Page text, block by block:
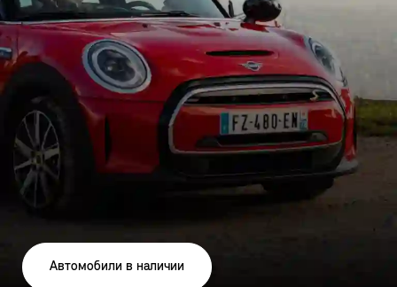
Автомобили в наличии